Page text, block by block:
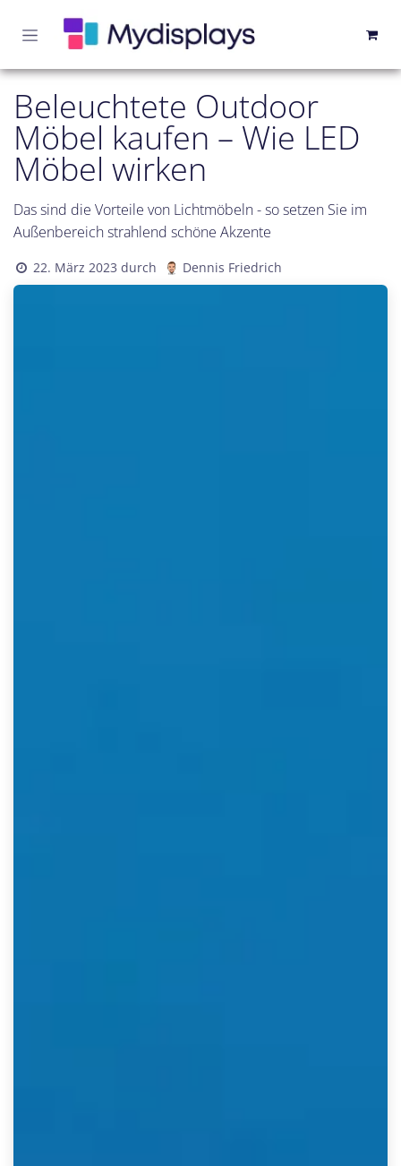
Beleuchtete Outdoor
Möbel kaufen – Wie LED
Möbel wirken
Das sind die Vorteile von Lichtmöbeln - so setzen Sie im
Außenbereich strahlend schöne Akzente
22. März 2023 durch Dennis Friedrich